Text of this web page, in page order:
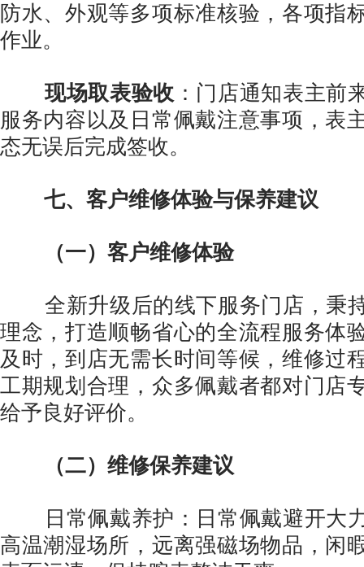
防水、外观等多项标准核验，各项指
作业。
现场取表验收 ：门店通知表主前
服务内容以及日常佩戴注意事项，表
态无误后完成签收。
七、客户维修体验与保养建议
（一）客户维修体验
全新升级后的线下服务门店，秉
理念，打造顺畅省心的全流程服务体
及时，到店无需长时间等候，维修过
工期规划合理，众多佩戴者都对门店
给予良好评价。
（二）维修保养建议
日常佩戴养护：日常佩戴避开大
高温潮湿场所，远离强磁场物品，闲